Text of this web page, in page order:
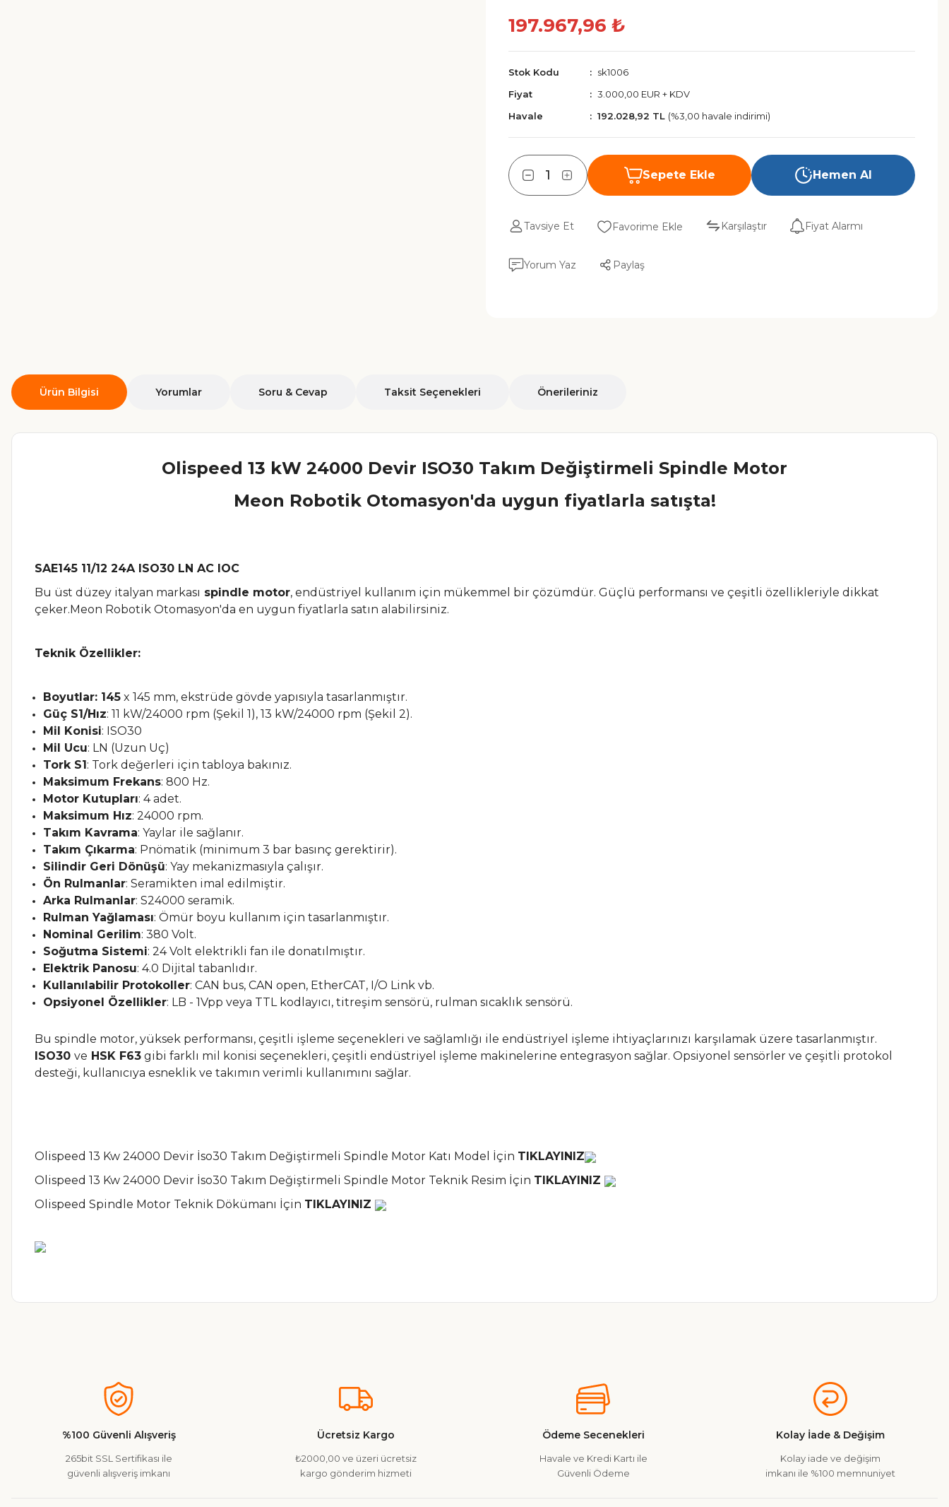
197.967,96 ₺
Stok Kodu
sk1006
Fiyat
3.000,00 EUR + KDV
Havale
192.028,92 TL (%3,00 havale indirimi)
Sepete Ekle Hemen Al
Tavsiye Et Karşılaştır Fiyat Alarmı
Yorum Yaz Paylaş
Ürün Bilgisi Yorumlar Soru & Cevap Taksit Seçenekleri Önerileriniz
Olispeed 13 kW 24000 Devir ISO30 Takım Değiştirmeli Spindle Motor
Meon Robotik Otomasyon'da uygun fiyatlarla satışta!
SAE145 11/12 24A ISO30 LN AC IOC
Bu üst düzey italyan markası spindle motor, endüstriyel kullanım için mükemmel bir çözümdür. Güçlü performansı ve çeşitli özellikleriyle dikkat
çeker.Meon Robotik Otomasyon'da en uygun fiyatlarla satın alabilirsiniz.
Teknik Özellikler:
Boyutlar: 145 x 145 mm, ekstrüde gövde yapısıyla tasarlanmıştır.
Güç S1/Hız: 11 kW/24000 rpm (Şekil 1), 13 kW/24000 rpm (Şekil 2).
Mil Konisi: ISO30
Mil Ucu: LN (Uzun Uç)
Tork S1 : Tork değerleri için tabloya bakınız.
Maksimum Frekans: 800 Hz.
Motor Kutupları: 4 adet.
Maksimum Hız: 24000 rpm.
Takım Kavrama: Yaylar ile sağlanır.
Takım Çıkarma: Pnömatik (minimum 3 bar basınç gerektirir).
Silindir Geri Dönüşü: Yay mekanizmasıyla çalışır.
Ön Rulmanlar: Seramikten imal edilmiştir.
Arka Rulmanlar: S24000 seramik.
Rulman Yağlaması: Ömür boyu kullanım için tasarlanmıştır.
Nominal Gerilim: 380 Volt.
Soğutma Sistemi: 24 Volt elektrikli fan ile donatılmıştır.
Elektrik Panosu: 4.0 Dijital tabanlıdır.
Kullanılabilir Protokoller: CAN bus, CAN open, EtherCAT, I/O Link vb.
Opsiyonel Özellikler: LB - 1Vpp veya TTL kodlayıcı, titreşim sensörü, rulman sıcaklık sensörü.
Bu spindle motor, yüksek performansı, çeşitli işleme seçenekleri ve sağlamlığı ile endüstriyel işleme ihtiyaçlarınızı karşılamak üzere tasarlanmıştır.
ISO30 ve HSK F63 gibi farklı mil konisi seçenekleri, çeşitli endüstriyel işleme makinelerine entegrasyon sağlar. Opsiyonel sensörler ve çeşitli protokol
desteği, kullanıcıya esneklik ve takımın verimli kullanımını sağlar.
Olispeed 13 Kw 24000 Devir İso30 Takım Değiştirmeli Spindle Motor Katı Model İçin TIKLAYINIZ
Olispeed 13 Kw 24000 Devir İso30 Takım Değiştirmeli Spindle Motor Teknik Resim İçin TIKLAYINIZ
Olispeed Spindle Motor Teknik Dökümanı İçin TIKLAYINIZ
Ürün resmi kalitesiz, bozuk veya görüntülenemiyor.
Ürün bilgilerinde hatalar bulunuyor.
Ürün fiyatı diğer sitelerden daha pahalı.
%100 Güvenli Alışveriş
265bit SSL Sertifikası ile
güvenli alışveriş imkanı
Ücretsiz Kargo
₺2000,00 ve üzeri ücretsiz
kargo gönderim hizmeti
Ödeme Secenekleri
Havale ve Kredi Kartı ile
Güvenli Ödeme
Kolay İade & Değişim
Kolay iade ve değişim
imkanı ile %100 memnuniyet